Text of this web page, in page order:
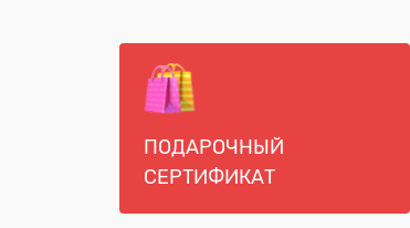
ПОДАРОЧНЫЙ
СЕРТИФИКАТ